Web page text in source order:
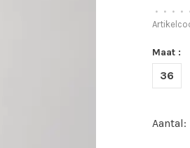
• • • •
Maat :
36
Aantal: